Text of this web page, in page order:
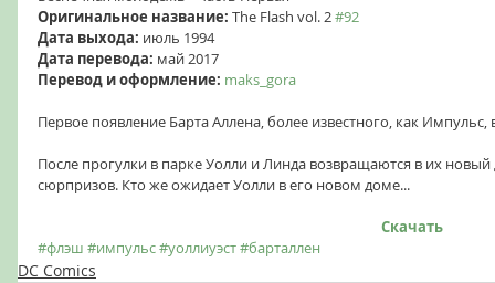
Оригинальное название: The Flash vol. 2 #92
Дата выхода: июль 1994
Дата перевода: май 2017
Перевод и оформление: maks_gora
Первое появление Барта Аллена, более известного, как Импульс,
После прогулки в парке Уолли и Линда возвращаются в их
сюрпризов. Кто же ожидает Уолли в его новом доме...
Скачать
#флэш #импульс#уоллиуэст#барталлен
DC Comics